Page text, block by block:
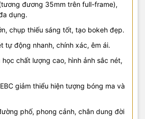
đương 35mm trên full-frame),
dụng.
chụp thiếu sáng tốt, tạo bokeh đẹp.
tự động nhanh, chính xác, êm ái.
chất lượng cao, hình ảnh sắc nét,
giảm thiểu hiện tượng bóng ma và
phố, phong cảnh, chân dung đời